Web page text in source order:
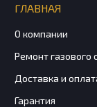
ГЛАВНАЯ
О компании
Ремонт газового
Доставка и
Гарантия